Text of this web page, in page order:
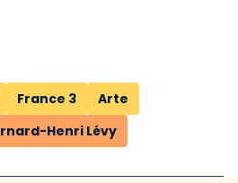
France 3
Arte
Henri Lévy